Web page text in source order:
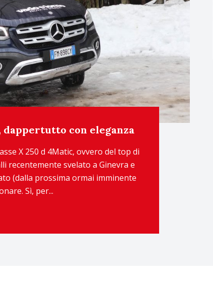
dappertutto con eleganza
X 250 d 4Matic, ovvero del top di
recentemente svelato a Ginevra e
(dalla prossima ormai imminente
Sì, per...